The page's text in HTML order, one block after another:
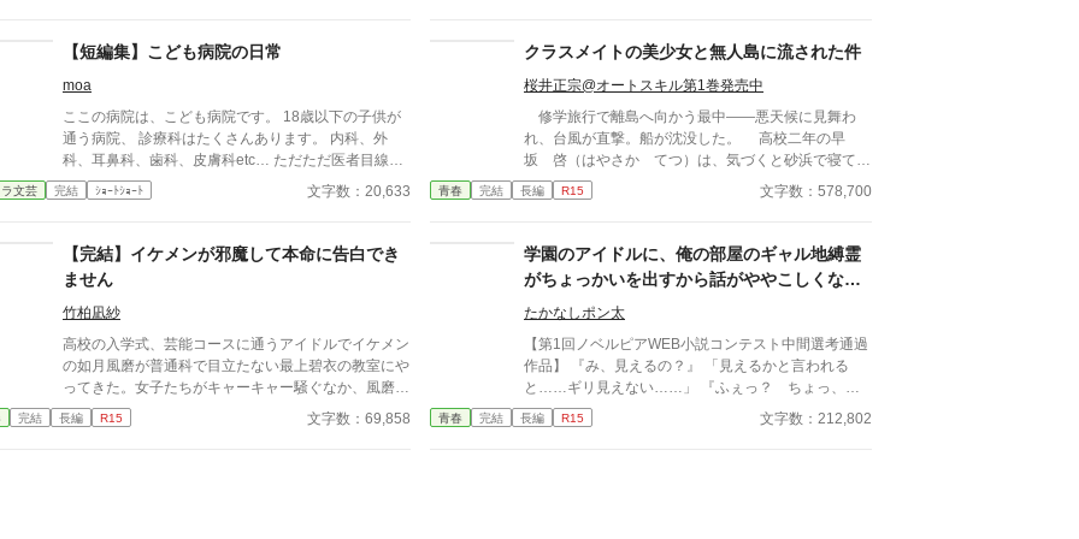
染への恋を諦めてしまった……！ 勘違いをした紫
音。 すっかり緑子のことを諦めて学校生活を送る
が、幼馴染の緑子は紫音からの求愛がなくなり、焦り
と疑問で混乱。自分もずっと紫音のことが好きだった
ことに気づく。 しかし気づいてからではもう遅
い。紫音はすでに所属する部活動の先輩である鹿内み
た……。 暴走した愛。嫉妬。執着。 その全てが
瑠璃、担任教師の兎川百桃。紫音は３人からも重たす
ぎる愛を向けられていた……いつの間にか激重感情を
向けられていた主人公紫音は、一体どうなってしまう
います。
【短編集】こども病院の日常
moa
ここの病院は、こども病院です。 18歳以下の子供が
通う病院、 診療科はたくさんあります。 内科、外
科、耳鼻科、歯科、皮膚科etc… ただただ医者目線で
色々な病気を治療していくだけの小説です。 恋愛要
素などは一切ありません。 密着病院24時！的な感じ
想像にお任せします。 ※泣く表現、痛い表現など嫌
いな方は読むのをお控えください。 歯科以外の医療
知識はそこまで詳しくないのですみませんがご了承く
ださい。
文芸 完結 ｼｮｰﾄｼｮｰﾄ 文字数：20,633
クラスメイトの美少女と無人島に流された件
桜井正宗@オートスキル第1巻発売中
修学旅行で離島へ向かう最中――悪天候に見舞わ
れ、台風が直撃。船が沈没した。 高校二年の早
坂 啓（はやさか てつ）は、気づくと砂浜で寝てい
た。周囲を見渡すとクラスメイトで美少女の天音 愛
（あまね まな）が隣に倒れていた。 どうやら、
は『無人島』。 しばらくは島で生きていくしかな
くなった。天音と共に無人島サバイバルをしていくの
だが……クラスの女子が次々に見つかり、やがてハー
レムに。 男一人と女子十五人で……取り合いに発
展！？
青春 完結 長編 R15 文字数：578,700
【完結】イケメンが邪魔して本命に告白でき
ません
竹柏凪紗
高校の入学式、芸能コースに通うアイドルでイケメン
の如月風磨が普通科で目立たない最上碧衣の教室にや
ってきた。女子たちがキャーキャー騒ぐなか、風磨は
碧衣の肩を抱き寄せ「お前、今日から俺の女な」と宣
言する。その真意とウソつきたちによって複雑になっ
完結 長編 R15 文字数：69,858
学園のアイドルに、俺の部屋のギャル地縛霊
がちょっかいを出すから話がややこしくな
る。
たかなしポン太
【第1回ノベルピアWEB小説コンテスト中間選考通過
作品】 『み、見えるの？』 「見えるかと言われる
と……ギリ見えない……」 『ふぇっ？ ちょっ、ち
ょっと！ どこ見てんのよ！』 ◆◆◆ 仏教系学
園の高校に通う霊能者、尚也。 劣悪な環境での寮
青春 完結 長編 R15 文字数：212,802